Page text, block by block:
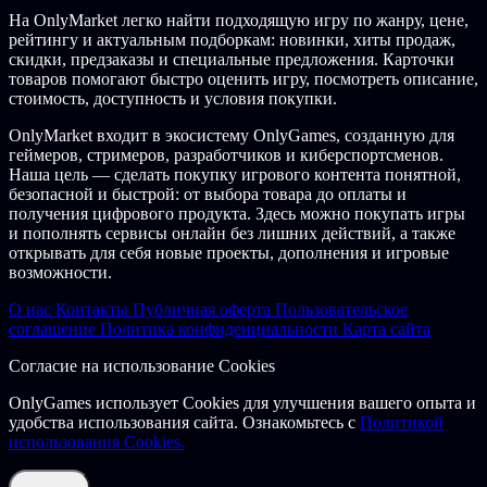
которые могут как представлять опасность, так и открывать
новые возможности, в зависимости от вашей стратегии и
мощных рун, которые могут полностью изменить ход битвы!
Если выбранная вами тактика не сработала, просто поменяйте
проблем экспериментировать и менять стратегию.
Выберите свой путь
Ash of Gods: The Way это смесь повествовательного стиля
RPG, карточной игры с возможностью коллекционирования и
тактическими пошаговыми битвами — ваши выборы во всех
этих областях повлияют на исход истории.
Ваша колода в Ash of Gods: The Way состоит из комбинации
карт персонажей и поддержки. Персонажи сражаются в
мощные заклинания. И те, и другие карты можно улучшить,
получить совершенно новые навыки вроде хитрой контратаки
или ударов, пробивающих доспехи.
Все карты в игре принадлежат к одной из четырех фракций. У
На OnlyMarket легко найти подходящую игру по жанру, цене,
рейтингу и актуальным подборкам: новинки, хиты продаж,
скидки, предзаказы и специальные предложения. Карточки
товаров помогают быстро оценить игру, посмотреть описание,
стоимость, доступность и условия покупки.
OnlyMarket входит в экосистему OnlyGames, созданную для
геймеров, стримеров, разработчиков и киберспортсменов.
Наша цель — сделать покупку игрового контента понятной,
безопасной и быстрой: от выбора товара до оплаты и
получения цифрового продукта. Здесь можно покупать игры
и пополнять сервисы онлайн без лишних действий, а также
открывать для себя новые проекты, дополнения и игровые
возможности.
О нас Контакты Публичная оферта Пользовательское
соглашение Политика конфиденциальности Карта сайта
Согласие на использование Cookies
OnlyGames использует Cookies для улучшения вашего опыта и
удобства использования сайта. Ознакомьтесь с Политикой
использования Cookies.